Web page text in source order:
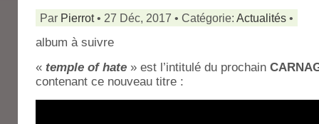
Par Pierrot• 27 Déc, 2017 • Catégorie: Actualités •
album à suivre
« temple of hate » est l’intitulé du prochain
contenant ce nouveau titre :